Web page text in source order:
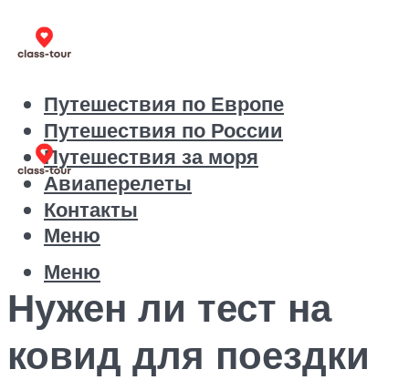
Путешествия по Европе
Путешествия по России
Путешествия за моря
Авиаперелеты
Контакты
Меню
Меню
Нужен ли тест на
ковид для поездки